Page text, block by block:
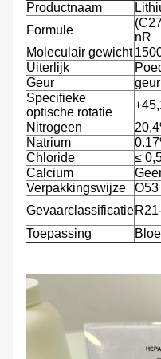
Productnaam
Formule
nR
Moleculair gewicht
Uiterlijk
Geur
Specifieke
optische rotatie
Nitrogeen
Natrium
Chloride
≤
Calcium
Verpakkingswijze
O53
Gevaarclassificatie
Toepassing